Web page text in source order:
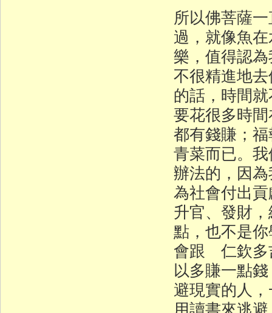
所以佛菩薩
過，就像魚
樂，值得認
不很精進地
的話，時間
要花很多時
都有錢賺；
青菜而已。
辦法的，因
為社會付出
升官、發財
點，也不是
會跟 仁欽多
以多賺一點
避現實的人
用讀書來逃